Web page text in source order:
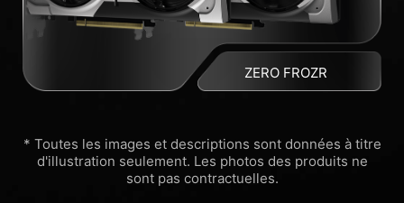
ZERO FROZR
* Toutes les images et descriptions sont données à titre
d'illustration seulement. Les photos des produits ne
sont pas contractuelles.